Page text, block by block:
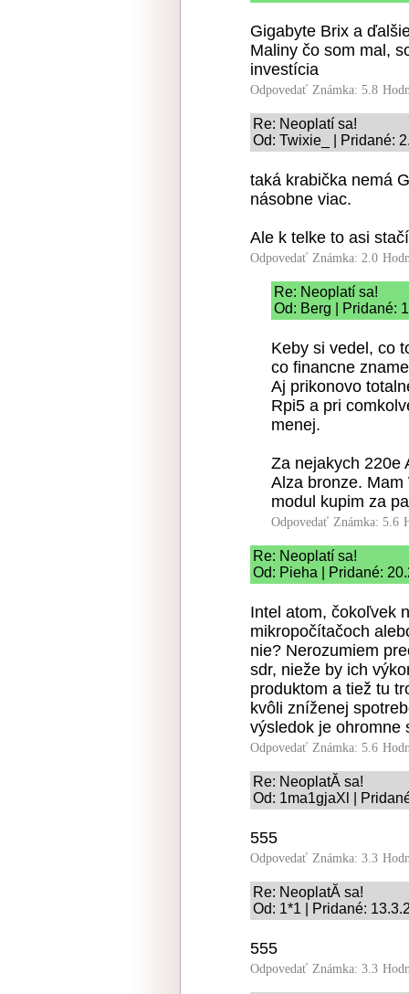
Gigabyte Brix a
Maliny čo som mal,
investícia
Odpovedať Známka: 5.8
Re: Neoplatí sa!
Od: Twixie_ | Pridané:
taká krabička nemá
násobne viac.
Ale k telke to asi
Odpovedať Známka: 2.0
Re: Neoplatí sa!
Od: Berg | Pridané:
Keby si vedel, co
co financne
Aj prikonovo
Rpi5 a pri
menej.
Za nejakych 220e
Alza bronze.
modul kupim za
Odpovedať Známka: 5.6
Re: Neoplatí sa!
Od: Pieha | Pridané:
Intel atom, čokoľvek
mikropočítačoch
nie? Nerozumiem
sdr, nieže by ich
produktom a tiež tu
kvôli zníženej
výsledok je ohromne
Odpovedať Známka: 5.6
Re: NeoplatĂ­ sa!
Od: 1ma1gjaXl |
555
Odpovedať Známka: 3.3
Re: NeoplatĂ­ sa!
Od: 1*1 | Pridané:
555
Odpovedať Známka: 3.3